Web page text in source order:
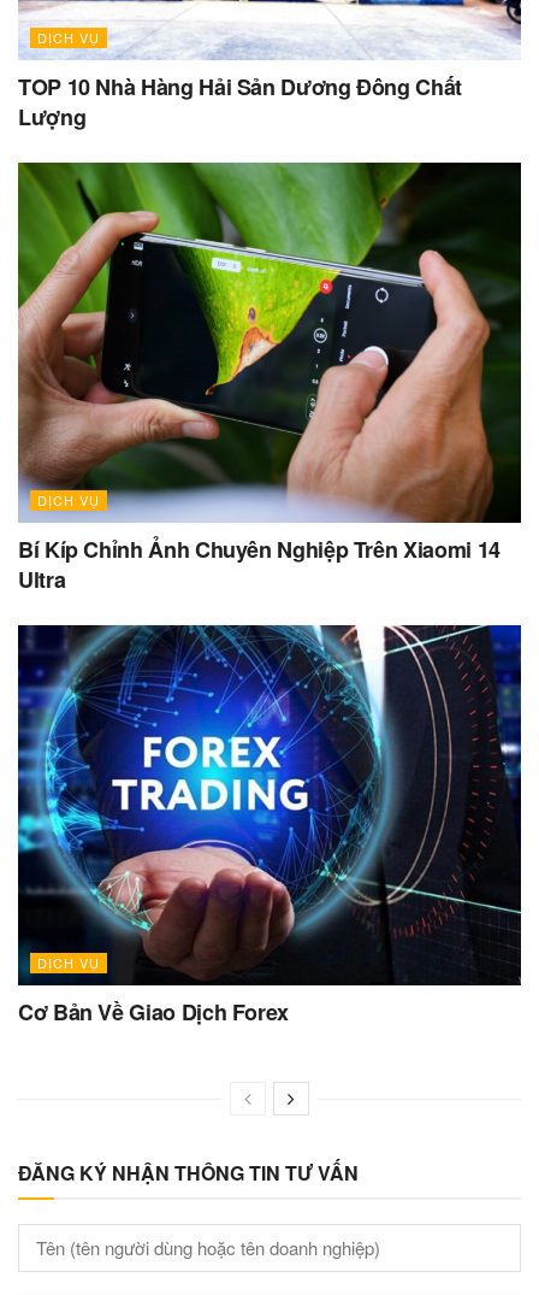
DỊCH VỤ
TOP 10 Nhà Hàng Hải Sản Dương Đông Chất
Lượng
DỊCH VỤ
Bí Kíp Chỉnh Ảnh Chuyên Nghiệp Trên Xiaomi 14
Ultra
DỊCH VỤ
Cơ Bản Về Giao Dịch Forex
ĐĂNG KÝ NHẬN THÔNG TIN TƯ VẤN